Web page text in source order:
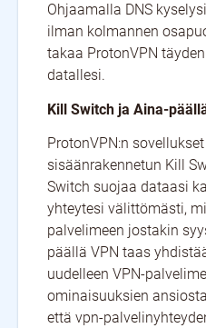
Ohjaamalla DNS
ilman kolmannen
takaa ProtonVPN
datallesi.
Kill Switch ja Aina-
ProtonVPN:n
sisäänrakennetun Kill
Switch suojaa dataasi
yhteytesi välittömästi,
palvelimeen jostakin
päällä VPN taas
uudelleen VPN-
ominaisuuksien
että vpn-